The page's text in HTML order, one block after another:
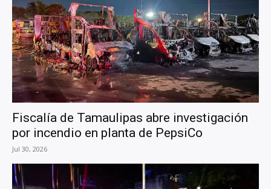
Fiscalía de Tamaulipas abre investigación
por incendio en planta de PepsiCo
Jul 30, 2026